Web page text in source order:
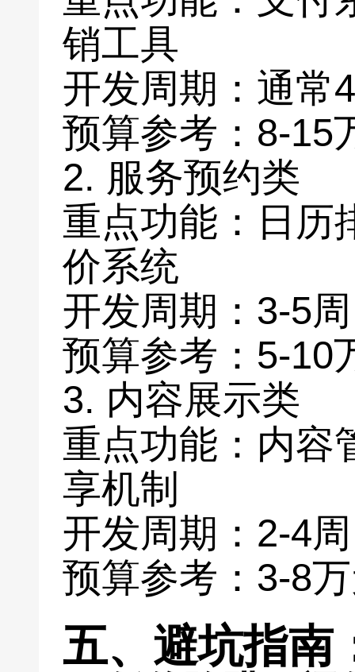
销工具
开发周期：通常
预算参考：8-15
2. 服务预约类
重点功能：日历
价系统
开发周期：3-5周
预算参考：5-10
3. 内容展示类
重点功能：内容
享机制
开发周期：2-4周
预算参考：3-8
五、避坑指南